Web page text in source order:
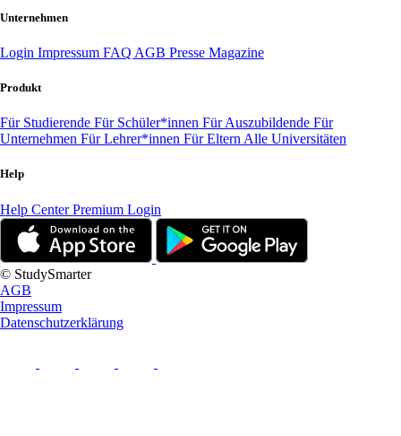
Unternehmen
Login Impressum FAQ AGB Presse Magazine
Produkt
Für Studierende Für Schüler*innen Für Auszubildende Für
Unternehmen Für Lehrer*innen Für Eltern Alle Universitäten
Help
Help CenterPremium Login
© StudySmarter
AGB
Impressum
Datenschutzerklärung